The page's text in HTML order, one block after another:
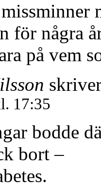
för några
på vem
17:35
bodde
bort –